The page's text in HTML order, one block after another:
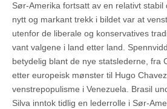
Sør-Amerika fortsatt av en relativt stabil
nytt og markant trekk i bildet var at
utenfor de liberale og konservatives
vant valgene i land etter land.
betydelig blant de nye statslederne, fra
etter europeisk mønster til Hugo
venstrepopulisme i Venezuela. Brasil
Silva inntok tidlig en lederrolle i Sør-